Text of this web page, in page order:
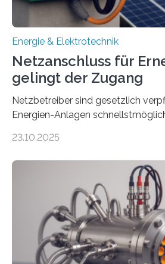
Energie & Elektrotechnik
Netzanschluss für
gelingt der Zugang
Netzbetreiber sind gesetzlich
Energien-Anlagen
ermöglichen. Doch der dafür
einem „Anschlussstau“. Die Stiftung
Umweltenergierecht hat den
neuen Bericht für die Praxis
Rolle von flexiblen
Netzanschluss von Erneuerbare-
(EE-Anlagen) ist entscheidend für
Denn ohne Anschluss an das Netz
23.10.2025